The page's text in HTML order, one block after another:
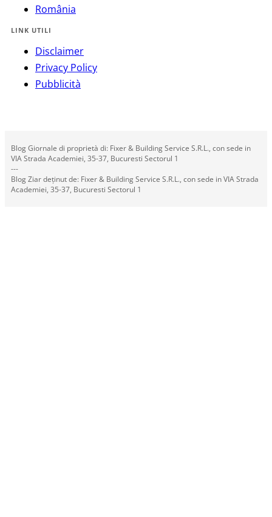
România
LINK UTILI
Disclaimer
Privacy Policy
Pubblicità
Blog Giornale di proprietà di: Fixer & Building Service S.R.L., con sede in
VIA Strada Academiei, 35-37, Bucuresti Sectorul 1
---
Blog Ziar deținut de: Fixer & Building Service S.R.L., con sede in VIA Strada
Academiei, 35-37, Bucuresti Sectorul 1